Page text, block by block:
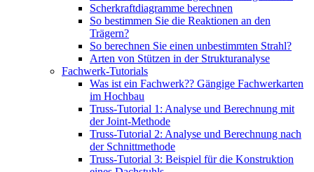
Scherkraftdiagramme berechnen
So bestimmen Sie die Reaktionen an den
Trägern?
So berechnen Sie einen unbestimmten Strahl?
Arten von Stützen in der Strukturanalyse
Fachwerk-Tutorials
Was ist ein Fachwerk?? Gängige Fachwerkarten
im Hochbau
Truss-Tutorial 1: Analyse und Berechnung mit
der Joint-Methode
Truss-Tutorial 2: Analyse und Berechnung nach
der Schnittmethode
Truss-Tutorial 3: Beispiel für die Konstruktion